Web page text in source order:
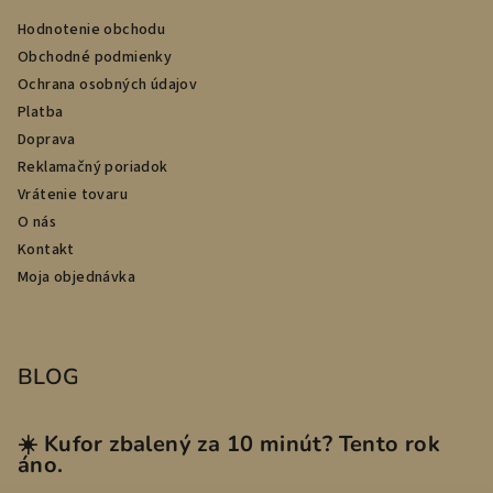
Hodnotenie obchodu
Obchodné podmienky
Ochrana osobných údajov
Platba
Doprava
Reklamačný poriadok
Vrátenie tovaru
O nás
Kontakt
Moja objednávka
BLOG
☀️ Kufor zbalený za 10 minút? Tento rok
áno.